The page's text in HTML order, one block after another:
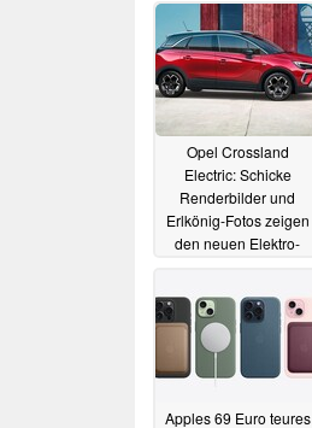
Opel Crossland
Electric: Schicke
Renderbilder und
Erlkönig-Fotos zeigen
den neuen Elektro-
23.09.2023
Apples 69 Euro teures